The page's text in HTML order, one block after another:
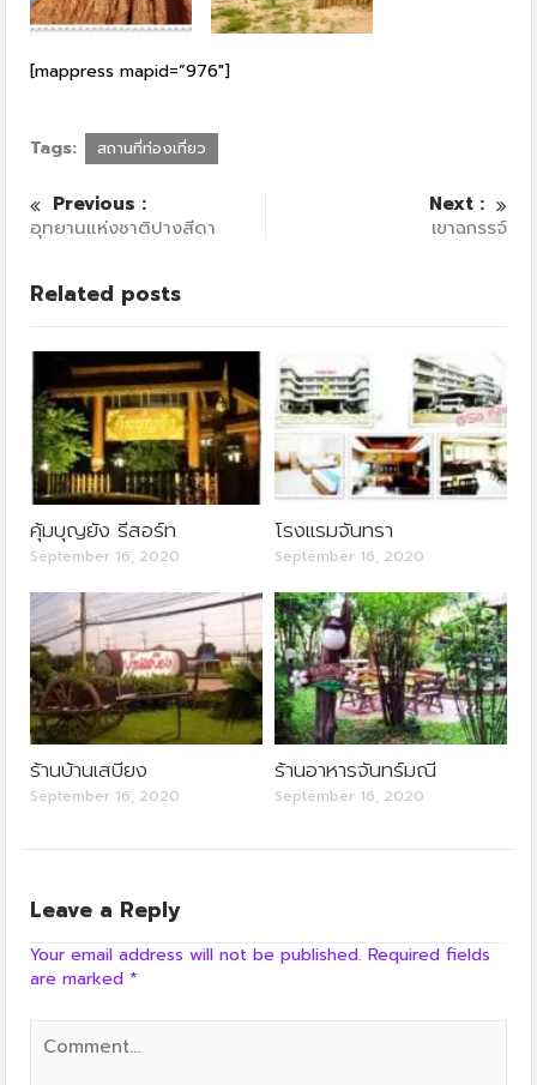
[mappress mapid=”976″]
Tags: สถานที่ท่องเที่ยว
Previous :
อุทยานแห่งชาติปางสีดา
Next :
เขาฉกรรจ์
Related posts
คุ้มบุญยัง รีสอร์ท
September 16, 2020
โรงแรมจันทรา
September 16, 2020
ร้านบ้านเสบียง
September 16, 2020
ร้านอาหารจันทร์มณี
September 16, 2020
Leave a Reply
Your email address will not be published. Required fields
are marked *